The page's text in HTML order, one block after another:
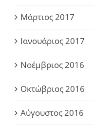
Μάρτιος 2017
Ιανουάριος 2017
Νοέμβριος 2016
Οκτώβριος 2016
Αύγουστος 2016